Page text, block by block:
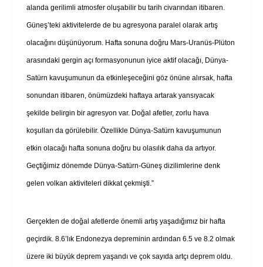
alanda gerilimli atmosfer oluşabilir bu tarih civarından itibaren.
Güneş’teki aktivitelerde de bu agresyona paralel olarak artış
olacağını düşünüyorum. Hafta sonuna doğru Mars-Uranüs-Plüton
arasındaki gergin açı formasyonunun iyice aktif olacağı, Dünya-
Satürn kavuşumunun da etkinleşeceğini göz önüne alırsak, hafta
sonundan itibaren, önümüzdeki haftaya artarak yansıyacak
şekilde belirgin bir agresyon var. Doğal afetler, zorlu hava
koşulları da görülebilir. Özellikle Dünya-Satürn kavuşumunun
etkin olacağı hafta sonuna doğru bu olasılık daha da artıyor.
Geçtiğimiz dönemde Dünya-Satürn-Güneş dizilimlerine denk
gelen volkan aktiviteleri dikkat çekmişti.”
Gerçekten de doğal afetlerde önemli artış yaşadığımız bir hafta
geçirdik. 8.6’lık Endonezya depreminin ardından 6.5 ve 8.2 olmak
üzere iki büyük deprem yaşandı ve çok sayıda artçı deprem oldu.